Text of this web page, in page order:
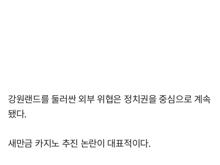
강원랜드를 둘러싼 외부 위협은 정치권을 중심으로 계속
됐다.
새만금 카지노 추진 논란이 대표적이다.